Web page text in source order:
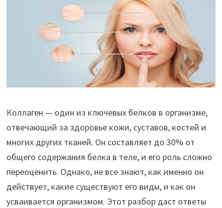
Коллаген — один из ключевых белков в организме,
отвечающий за здоровье кожи, суставов, костей и
многих других тканей. Он составляет до 30% от
общего содержания белка в теле, и его роль сложно
переоценить. Однако, не все знают, как именно он
действует, какие существуют его виды, и как он
усваивается организмом. Этот разбор даст ответы